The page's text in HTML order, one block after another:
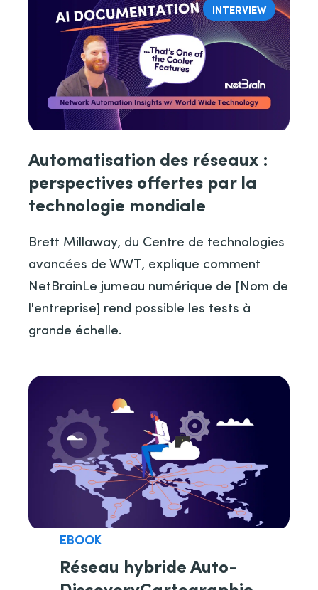
INTERVIEW
Automatisation des réseaux :
perspectives offertes par la
technologie mondiale
Brett Millaway, du Centre de technologies
avancées de WWT, explique comment
NetBrainLe jumeau numérique de [Nom de
l'entreprise] rend possible les tests à
grande échelle.
EBOOK
Réseau hybride Auto-